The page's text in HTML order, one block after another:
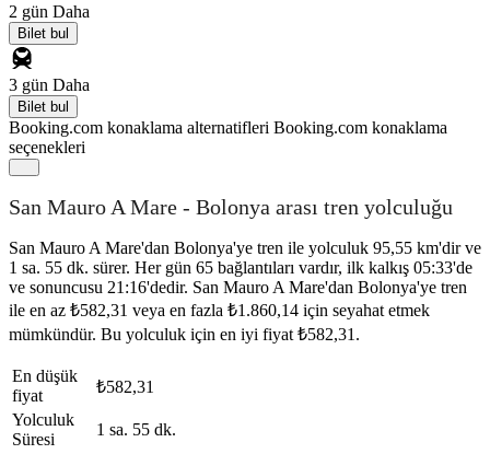
2 gün Daha
Bilet bul
3 gün Daha
Bilet bul
Booking.com konaklama alternatifleri Booking.com konaklama
seçenekleri
San Mauro A Mare - Bolonya arası tren yolculuğu
San Mauro A Mare'dan Bolonya'ye tren ile yolculuk 95,55 km'dir ve
1 sa. 55 dk. sürer. Her gün 65 bağlantıları vardır, ilk kalkış 05:33'de
ve sonuncusu 21:16'dedir. San Mauro A Mare'dan Bolonya'ye tren
ile en az ₺582,31 veya en fazla ₺1.860,14 için seyahat etmek
mümkündür. Bu yolculuk için en iyi fiyat ₺582,31.
En düşük
fiyat
₺582,31
Yolculuk
Süresi
1 sa. 55 dk.